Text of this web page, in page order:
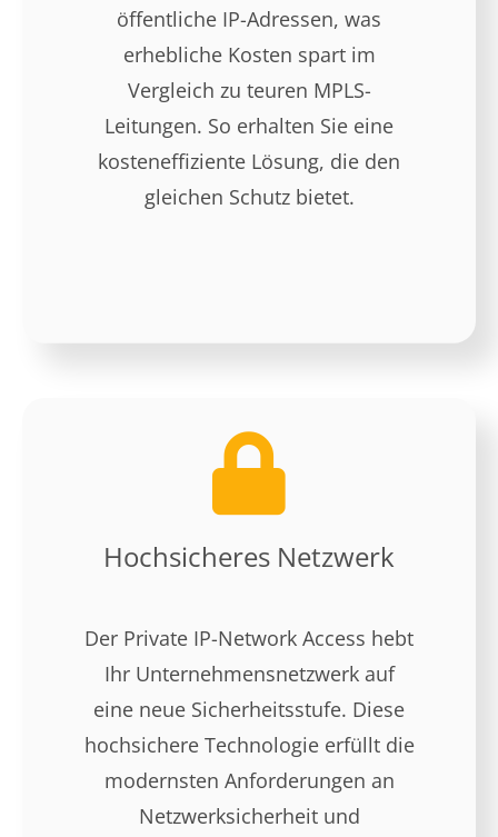
öffentliche IP-Adressen, was
erhebliche Kosten spart im
Vergleich zu teuren MPLS-
Leitungen. So erhalten Sie eine
kosteneffiziente Lösung, die den
gleichen Schutz bietet.
Hochsicheres Netzwerk
Der Private IP-Network Access hebt
Ihr Unternehmensnetzwerk auf
eine neue Sicherheitsstufe. Diese
hochsichere Technologie erfüllt die
modernsten Anforderungen an
Netzwerksicherheit und